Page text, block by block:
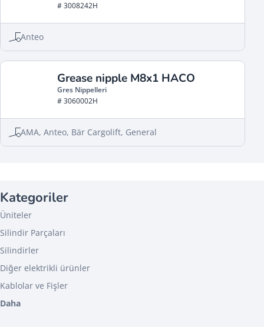
# 3008242H
Anteo
Grease nipple M8x1 HACO
Gres Nippelleri
# 3060002H
AMA, Anteo, Bär Cargolift, General
Kategoriler
Üniteler
Silindir Parçaları
Silindirler
Diğer elektrikli ürünler
Kablolar ve Fişler
Daha